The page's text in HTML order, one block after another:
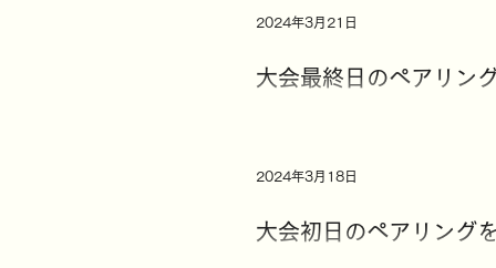
大会最終日のペアリン
2024年3月21日
大会初日のペアリング
2024年3月18日